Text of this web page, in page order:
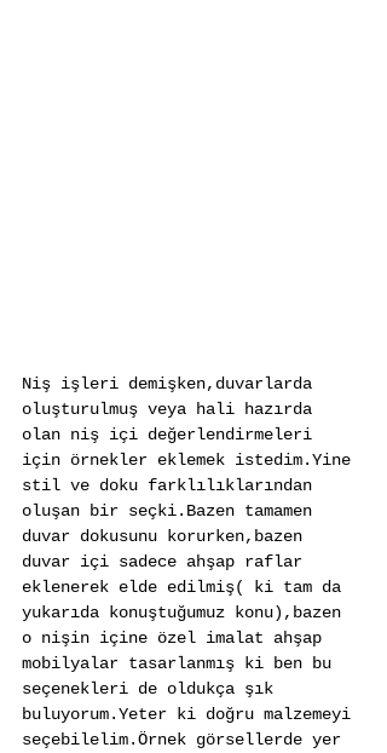
Niş işleri demişken,duvarlarda
oluşturulmuş veya hali hazırda
olan niş içi değerlendirmeleri
için örnekler eklemek istedim.Yine
stil ve doku farklılıklarından
oluşan bir seçki.Bazen tamamen
duvar dokusunu korurken,bazen
duvar içi sadece ahşap raflar
eklenerek elde edilmiş( ki tam da
yukarıda konuştuğumuz konu),bazen
o nişin içine özel imalat ahşap
mobilyalar tasarlanmış ki ben bu
seçenekleri de oldukça şık
buluyorum.Yeter ki doğru malzemeyi
seçebilelim.Örnek görsellerde yer